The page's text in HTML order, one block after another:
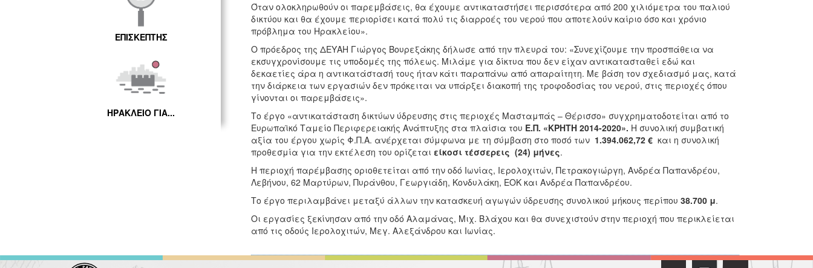
ΕΠΙΣΚΕΠΤΗΣ
ΗΡΑΚΛΕΙΟ ΓΙΑ...
Όταν ολοκληρωθούν οι παρεμβάσεις, θα έχουμε αντικαταστήσει περισσότερα από 200 χιλιόμετρα του παλιού
δικτύου και θα έχουμε περιορίσει κατά πολύ τις διαρροές του νερού που αποτελούν καίριο όσο και χρόνιο
πρόβλημα του Ηρακλείου».
Ο πρόεδρος της ΔΕΥΑΗ Γιώργος Βουρεξάκης δήλωσε από την πλευρά του: «Συνεχίζουμε την προσπάθεια να
εκσυγχρονίσουμε τις υποδομές της πόλεως. Μιλάμε για δίκτυα που δεν είχαν αντικατασταθεί εδώ και
δεκαετίες άρα η αντικατάστασή τους ήταν κάτι παραπάνω από απαραίτητη. Με βάση τον σχεδιασμό μας, κατά
την διάρκεια των εργασιών δεν πρόκειται να υπάρξει διακοπή της τροφοδοσίας του νερού, στις περιοχές όπου
γίνονται οι παρεμβάσεις».
Το έργο «αντικατάσταση δικτύων ύδρευσης στις περιοχές Μασταμπάς – Θέρισσο» συγχρηματοδοτείται από το
Ευρωπαϊκό Ταμείο Περιφερειακής Ανάπτυξης στα πλαίσια του Ε.Π. «ΚΡΗΤΗ 2014-2020». Η συνολική συμβατική
αξία του έργου χωρίς Φ.Π.Α. ανέρχεται σύμφωνα με τη σύμβαση στο ποσό των1.394.062,72 € και η συνολική
προθεσμία για την εκτέλεση του ορίζεται είκοσι τέσσερεις (24) μήνες.
Η περιοχή παρέμβασης οριοθετείται από την οδό Ιωνίας, Ιερολοχιτών, Πετρακογιώργη, Ανδρέα Παπανδρέου,
Λεβήνου, 62 Μαρτύρων, Πυράνθου, Γεωργιάδη, Κονδυλάκη, ΕΟΚ και Ανδρέα Παπανδρέου.
Το έργο περιλαμβάνει μεταξύ άλλων την κατασκευή αγωγών ύδρευσης συνολικού μήκους περίπου 38.700 μ.
Οι εργασίες ξεκίνησαν από την οδό Αλαμάνας, Μιχ. Βλάχου και θα συνεχιστούν στην περιοχή που περικλείεται
από τις οδούς Ιερολοχιτών, Μεγ. Αλεξάνδρου και Ιωνίας.